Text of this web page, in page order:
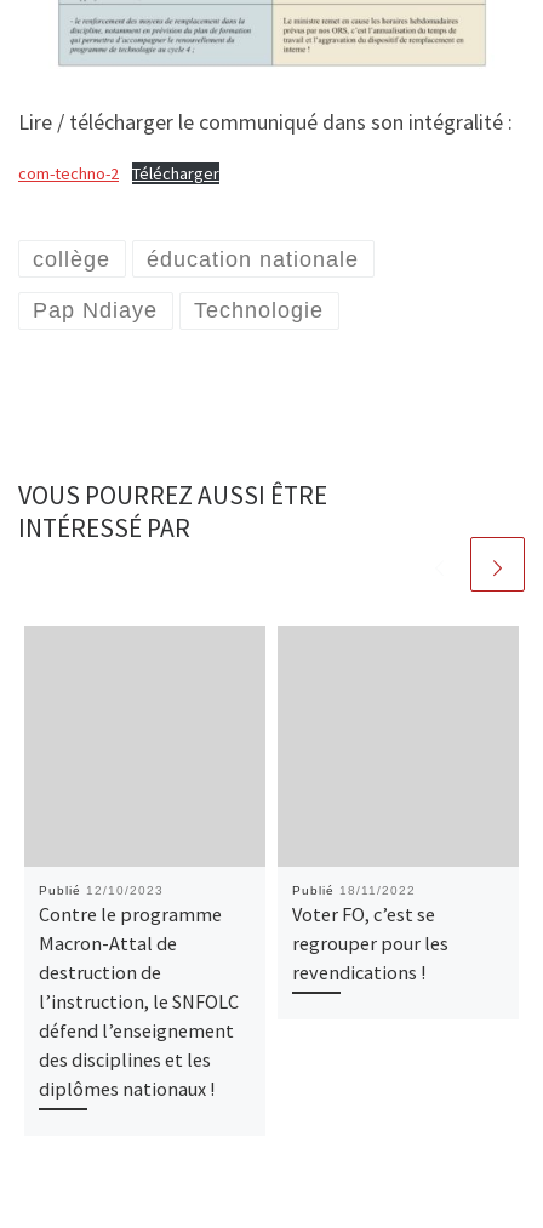
Lire / télécharger le communiqué dans son intégralité :
com-techno-2 Télécharger
collège éducation nationale
Pap Ndiaye Technologie
VOUS POURREZ AUSSI ÊTRE
INTÉRESSÉ PAR
Publié 12/10/2023
Contre le programme
Macron-Attal de
destruction de
l’instruction, le SNFOLC
défend l’enseignement
des disciplines et les
diplômes nationaux !
Publié 18/11/2022
Voter FO, c’est se
regrouper pour les
revendications !